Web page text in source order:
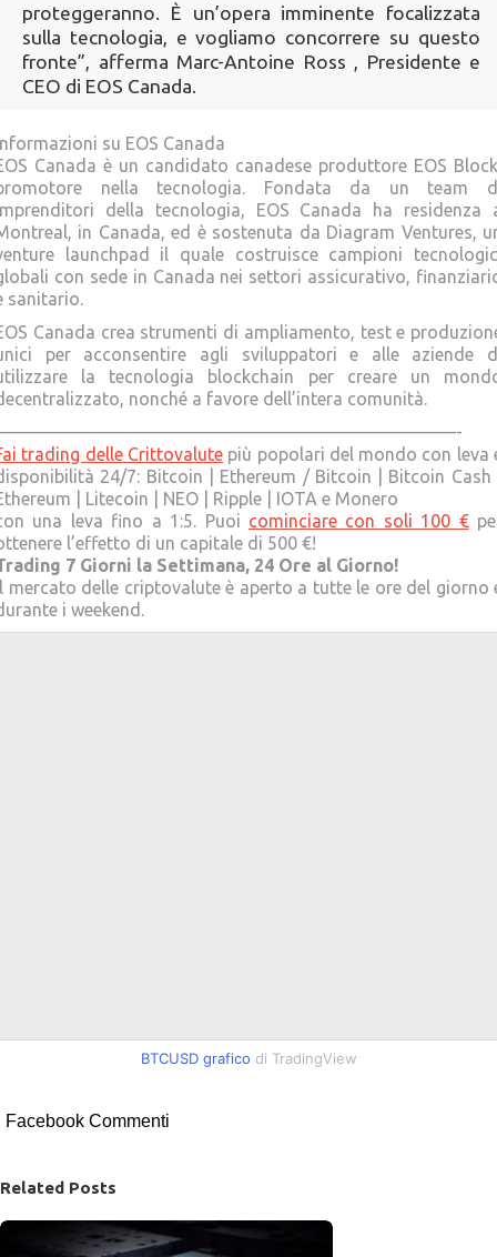
proteggeranno. È un’opera imminente focalizzata
sulla tecnologia, e vogliamo concorrere su questo
fronte”, afferma Marc-Antoine Ross , Presidente e
CEO di EOS Canada.
su EOS Canada
Canada è un candidato canadese produttore EOS
nella tecnologia. Fondata da un team
della tecnologia, EOS Canada ha residenza
in Canada, ed è sostenuta da Diagram Ventures,
launchpad il quale costruisce campioni
con sede in Canada nei settori assicurativo,
sanitario.
Canada crea strumenti di ampliamento, test e
per acconsentire agli sviluppatori e alle aziende
la tecnologia blockchain per creare un
nonché a favore dell’intera comunità.
trading delle Crittovalutepiù popolari del mondo con leva
24/7: Bitcoin | Ethereum / Bitcoin | Bitcoin Cash
| Litecoin | NEO | Ripple | IOTA e Monero
una leva fino a 1:5. Puoi cominciare con soli 100 €
l’effetto di un capitale di 500 €!
7 Giorni la Settimana, 24 Ore al Giorno!
mercato delle criptovalute è aperto a tutte le ore del giorno
i weekend.
BTCUSD grafico di TradingView
Facebook Commenti
Related Posts